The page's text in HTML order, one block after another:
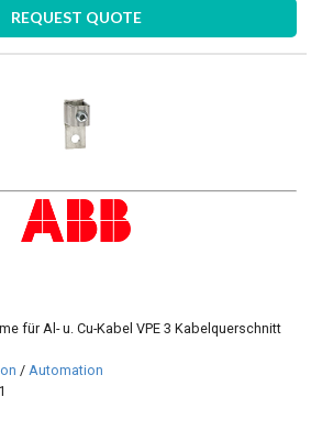
REQUEST QUOTE
für Al- u. Cu-Kabel VPE 3 Kabelquerschnitt
/Automation